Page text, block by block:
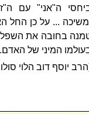
ה"אני" עם
... על כן החל
בחובה את
המיני של האדם.
יוסף דוב הלוי